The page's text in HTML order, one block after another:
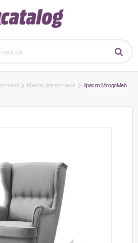
Кресла для гостиной
Кресло MnogoMeb